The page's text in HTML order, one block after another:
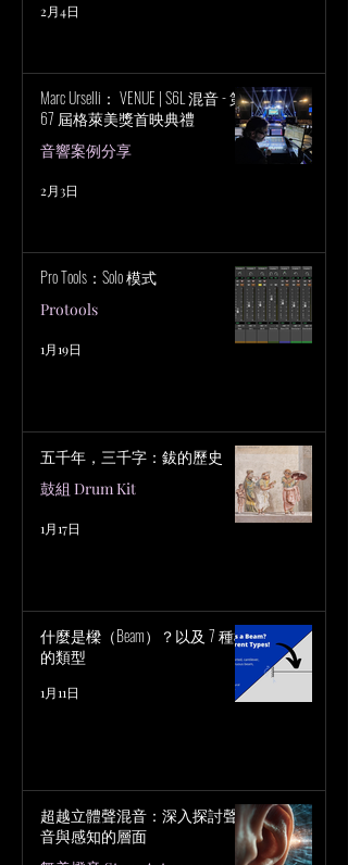
2月4日
Marc Urselli： VENUE | S6L 混音 - 第
67 屆格萊美獎首映典禮
音響案例分享
2月3日
Pro Tools：Solo 模式
Protools
1月19日
五千年，三千字：鈸的歷史
鼓組 Drum Kit
1月17日
什麼是樑（Beam）？以及 7 種樑
的類型
1月11日
超越立體聲混音：深入探討聲
音與感知的層面